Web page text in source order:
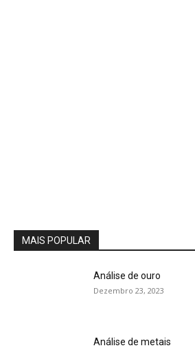
MAIS POPULAR
Análise de ouro
Dezembro 23, 2023
Análise de metais